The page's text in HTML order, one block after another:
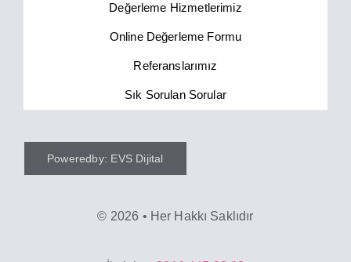
Değerleme Hizmetlerimiz
Online Değerleme Formu
Referanslarımız
Sık Sorulan Sorular
Poweredby: EVS Dijital
© 2026 • Her Hakkı Saklıdır